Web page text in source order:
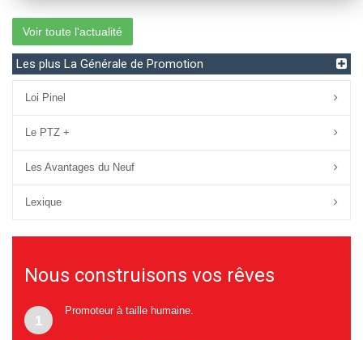
Voir toute l'actualité
Les plus La Générale de Promotion
Loi Pinel
Le PTZ +
Les Avantages du Neuf
Lexique
Nous construisons vos rêves
1
Promoteur à taille humaine.